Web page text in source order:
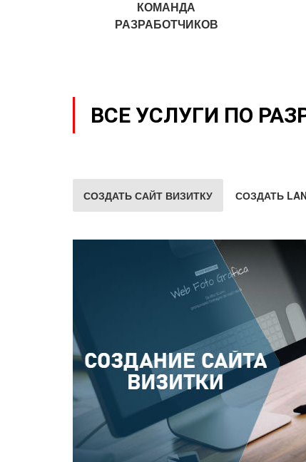
КОМАНДА
РАЗРАБОТЧИКОВ
ВСЕ УСЛУГИ ПО
СОЗДАТЬ САЙТ ВИЗИТКУ СОЗДАТЬ